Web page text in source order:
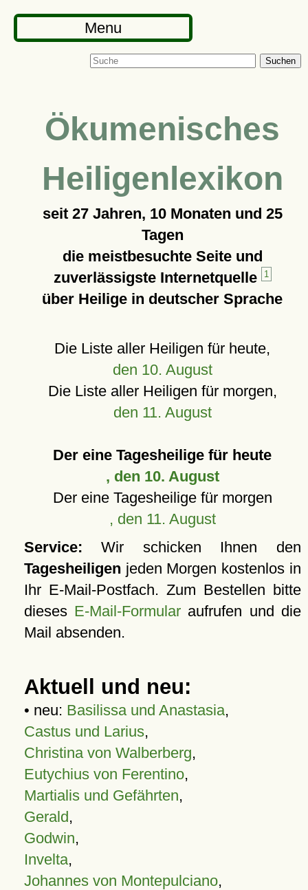
Menu
Suchen
Ökumenisches
Heiligenlexikon
seit 27 Jahren, 10 Monaten und 25
Tagen
die meistbesuchte Seite und
zuverlässigste Internetquelle
1
über Heilige in deutscher Sprache
Die Liste aller Heiligen für heute,
den 10. August
Die Liste aller Heiligen für morgen,
den 11. August
Der eine Tagesheilige für heute
, den 10. August
Der eine Tagesheilige für morgen
, den 11. August
Service: Wir schicken Ihnen den
Tagesheiligen jeden Morgen kostenlos in
Ihr E-Mail-Postfach. Zum Bestellen bitte
dieses E-Mail-Formular aufrufen und die
Mail absenden.
Aktuell und neu:
• neu: Basilissa und Anastasia,
Castus und Larius,
Christina von Walberberg,
Eutychius von Ferentino,
Martialis und Gefährten,
Gerald,
Godwin,
Invelta,
Johannes von Montepulciano,